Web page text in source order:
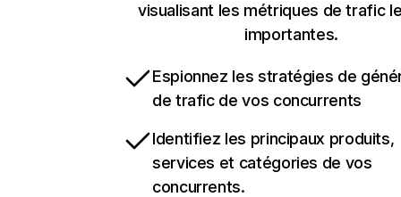
visualisant les métriques de trafic
importantes.
Espionnez les stratégies de
de trafic de vos concurrents
Identifiez les principaux produits,
services et catégories de vos
concurrents.